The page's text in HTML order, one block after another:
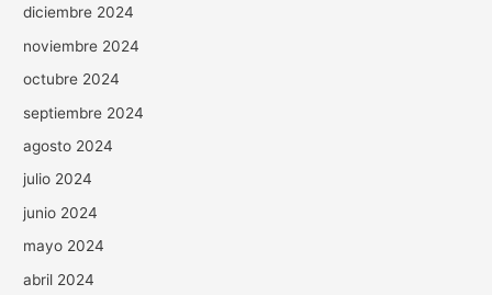
diciembre 2024
noviembre 2024
octubre 2024
septiembre 2024
agosto 2024
julio 2024
junio 2024
mayo 2024
abril 2024